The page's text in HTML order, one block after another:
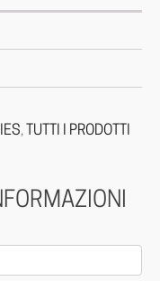
, TUTTI I PRODOTTI